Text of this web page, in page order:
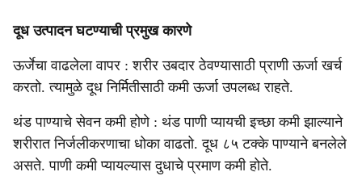
दूध उत्पादन घटण्याची प्रमुख कारणे
ऊर्जेचा वाढलेला वापर : शरीर उबदार ठेवण्यासाठी प्राणी ऊर्जा खर्च
करतो. त्यामुळे दूध निर्मितीसाठी कमी ऊर्जा उपलब्ध राहते.
थंड पाण्याचे सेवन कमी होणे : थंड पाणी प्यायची इच्छा कमी झाल्याने
शरीरात निर्जलीकरणाचा धोका वाढतो. दूध ८५ टक्के पाण्याने बनलेले
असते. पाणी कमी प्यायल्यास दुधाचे प्रमाण कमी होते.